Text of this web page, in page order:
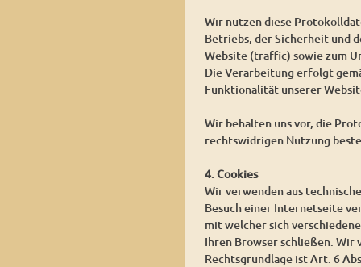
Wir nutzen diese
Betriebs, der Sicherheit und
Website (traffic) sowie zum
Die Verarbeitung erfolgt
Funktionalität unserer
Wir behalten uns vor, die
rechtswidrigen Nutzung
4. Cookies
Wir verwenden aus
Besuch einer Internetseite
mit welcher sich
Ihren Browser schließen. Wir
Rechtsgrundlage ist Art. 6